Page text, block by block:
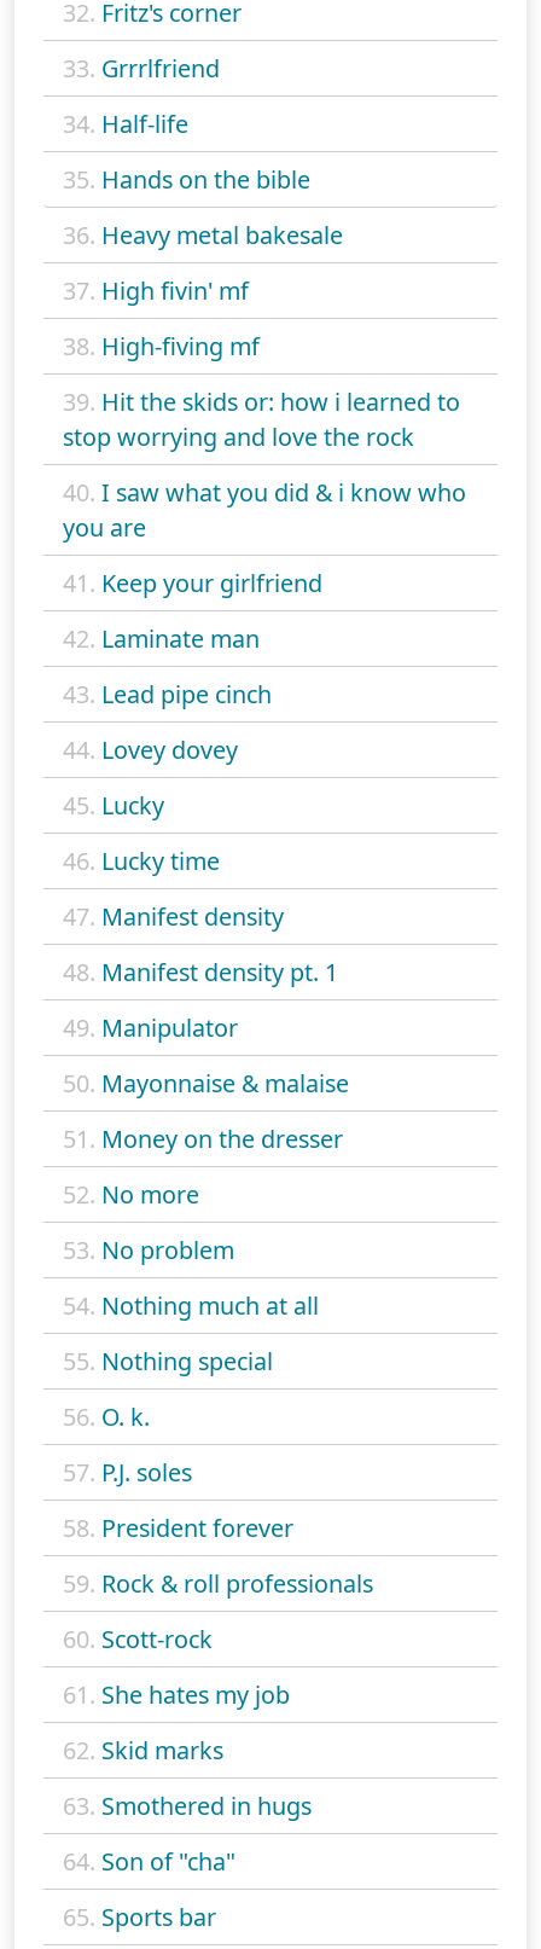
32. Fritz's corner
33. Grrrlfriend
34. Half-life
35. Hands on the bible
36. Heavy metal bakesale
37. High fivin' mf
38. High-fiving mf
39. Hit the skids or: how i learned to
stop worrying and love the rock
40. I saw what you did & i know who
you are
41. Keep your girlfriend
42. Laminate man
43. Lead pipe cinch
44. Lovey dovey
45. Lucky
46. Lucky time
47. Manifest density
48. Manifest density pt. 1
49. Manipulator
50. Mayonnaise & malaise
51. Money on the dresser
52. No more
53. No problem
54. Nothing much at all
55. Nothing special
56. O. k.
57. P.J. soles
58. President forever
59. Rock & roll professionals
60. Scott-rock
61. She hates my job
62. Skid marks
63. Smothered in hugs
64. Son of "cha"
65. Sports bar